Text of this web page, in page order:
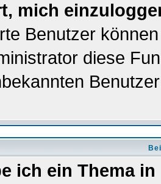
mich
Benutzer
diese
ich ein Thema